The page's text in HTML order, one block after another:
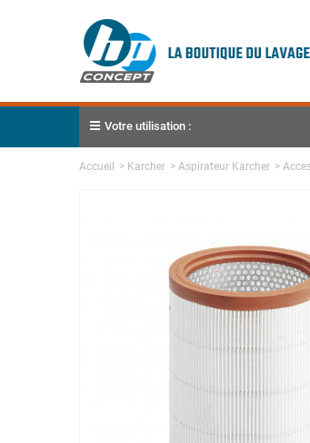
Votre utilisation :
Accueil > Karcher > Aspirateur Karcher >